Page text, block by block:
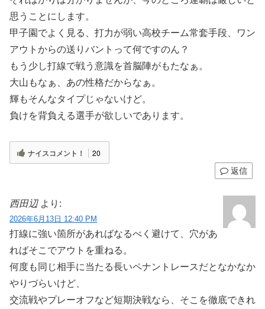
思うことにします。
甲子園でよく見る、打力が弱い高校チーム常套手段、ワン
アウトからの送りバントって何ですのん？
もう少し打線で戦う意識を首脳陣がもたなぁ。
大山もなぁ、あの性格だからなぁ。
輝もそんなタイプじゃないけど。
負けを背負える選手が欲しいであります。
ナイスコメント！ 20
返信
西田辺 より:
2026年6月13日 12:40 PM
打線に強い箇所があればなるべく避けて、穴があ
ればそこでアウトを重ねる。
何度も同じ相手に当たる長いペナントレースだとなかなか
やりづらいけど、
交流戦やプレーオフなど短期決戦なら、そこを徹底できれ